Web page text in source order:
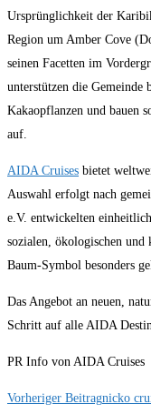
Ursprünglichkeit der
Region um Amber Cove
seinen Facetten im
unterstützen die
Kakaopflanzen und bauen
auf.
AIDA Cruises bietet
Auswahl erfolgt nach
e.V. entwickelten
sozialen, ökologischen
Baum-Symbol besonders
Das Angebot an neuen,
Schritt auf alle AIDA
PR Info von AIDA Cruises
Weitere
Vorheriger Beitragnicko